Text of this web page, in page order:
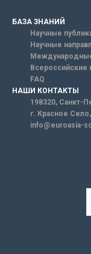
БАЗА ЗНАНИЙ
Научные
Научные
Всероссийские
FAQ
НАШИ КОНТАКТЫ
198320, Санкт-
г. Красное
info@euroasia-